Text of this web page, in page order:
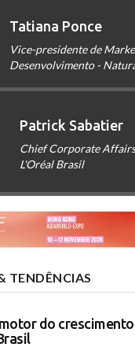
Tatiana Ponce
Vice-presidente de
Desenvolvimento -
Patrick Sabatier
Chief Corporate
L'Oréal Brasil
TENDÊNCIAS
do